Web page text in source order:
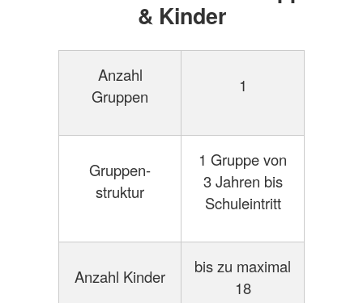
& Kinder
Anzahl
Gruppen
1
Gruppen-
struktur
1 Gruppe von
3 Jahren bis
Schuleintritt
Anzahl Kinder
bis zu maximal
18